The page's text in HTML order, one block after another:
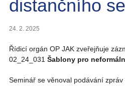
distančního
24. 2. 2025
Řídicí orgán OP JAK zveřejňuje
02_24_031 Šablony pro
Seminář se věnoval podávání